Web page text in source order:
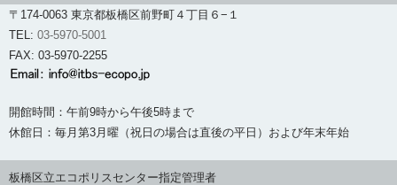
〒174-0063 東京都板橋区前野町４丁目６−１
TEL: 03-5970-5001
FAX: 03-5970-2255
開館時間：午前9時から午後5時まで
休館日：毎月第3月曜（祝日の場合は直後の平日）および年末年始
板橋区立エコポリスセンター指定管理者